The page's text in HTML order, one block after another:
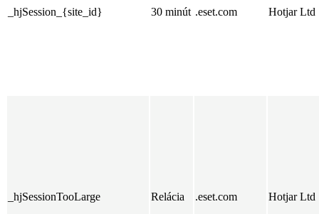
_hjSession_{site_id} 30 minút .eset.com Hotjar Ltd
_hjSessionTooLarge Relácia .eset.com Hotjar Ltd